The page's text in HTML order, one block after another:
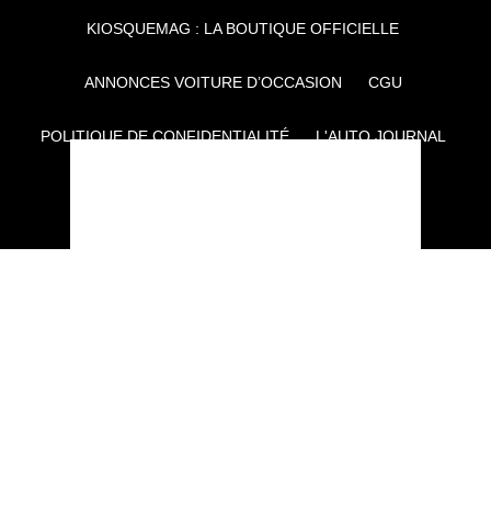
KIOSQUEMAG : LA BOUTIQUE OFFICIELLE
ANNONCES VOITURE D’OCCASION CGU
POLITIQUE DE CONFIDENTIALITÉ L'AUTO JOURNAL